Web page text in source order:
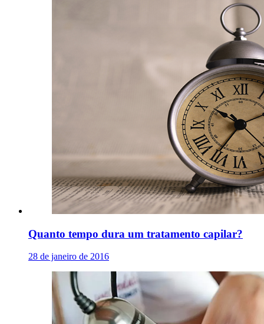
Quanto tempo dura um tratamento capilar?
28 de janeiro de 2016